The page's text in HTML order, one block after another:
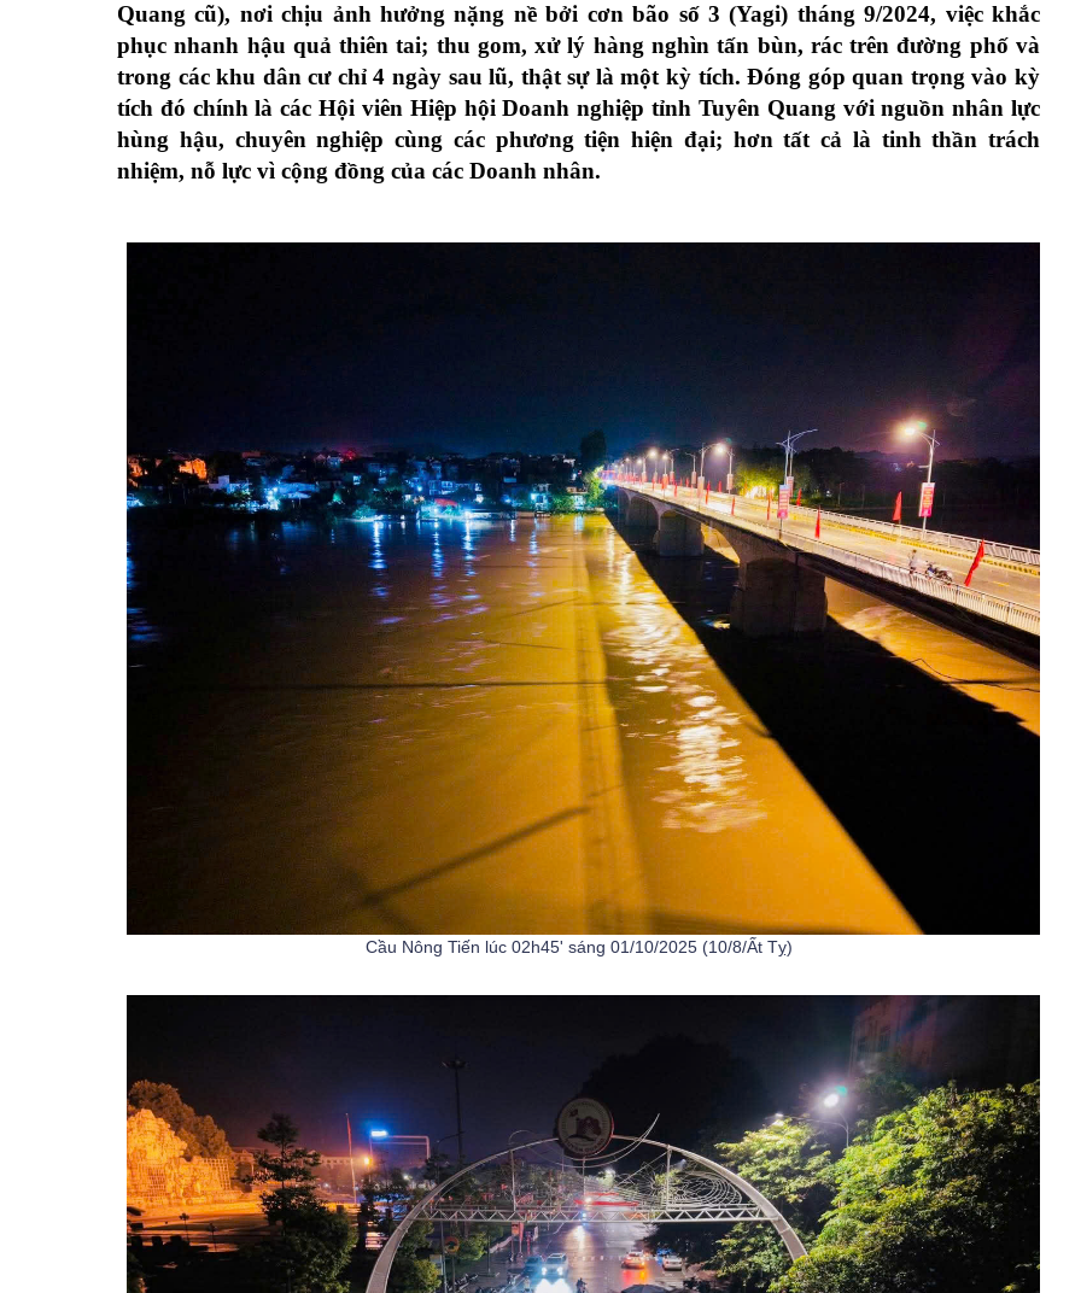
Tư vấn pháp luật
ĐÀO TẠO NGHỀ
NHÌN RA TỈNH BẠN
Quang cũ), nơi chịu ảnh hưởng nặng nề bởi cơn bão số 3 (Yagi) tháng 9/2024, việc khắc
phục nhanh hậu quả thiên tai; thu gom, xử lý hàng nghìn tấn bùn, rác trên đường phố và
trong các khu dân cư chỉ 4 ngày sau lũ, thật sự là một kỳ tích. Đóng góp quan trọng vào kỳ
tích đó chính là các Hội viên Hiệp hội Doanh nghiệp tỉnh Tuyên Quang với nguồn nhân lực
hùng hậu, chuyên nghiệp cùng các phương tiện hiện đại; hơn tất cả là tinh thần trách
nhiệm, nỗ lực vì cộng đồng của các Doanh nhân.
Cầu Nông Tiến lúc 02h45' sáng 01/10/2025 (10/8/Ất Tỵ)